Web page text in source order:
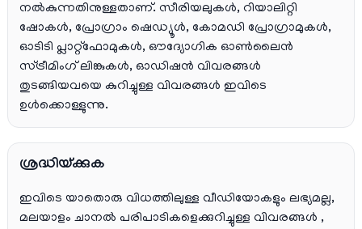
നൽകുന്നതിനുള്ളതാണ്. സീരിയലുകൾ, റിയാലിറ്റി
ഷോകൾ, പ്രോഗ്രാം ഷെഡ്യൂൾ, കോമഡി പ്രോഗ്രാമുകൾ,
ഓടിടി പ്ലാറ്റ്‌ഫോമുകൾ, ഔദ്യോഗിക ഓൺലൈൻ
സ്ട്രീമിംഗ് ലിങ്കുകൾ, ഓഡിഷൻ വിവരങ്ങൾ
തുടങ്ങിയവയെ കുറിച്ചുള്ള വിവരങ്ങൾ ഇവിടെ
ഉൾക്കൊള്ളുന്നു.
ശ്രദ്ധിയ്ക്കുക
ഇവിടെ യാതൊരു വിധത്തിലുള്ള വീഡിയോകളും ലഭ്യമല്ല,
മലയാളം ചാനല്‍ പരിപാടികളെക്കുറിച്ചുള്ള വിവരങ്ങള്‍ ,